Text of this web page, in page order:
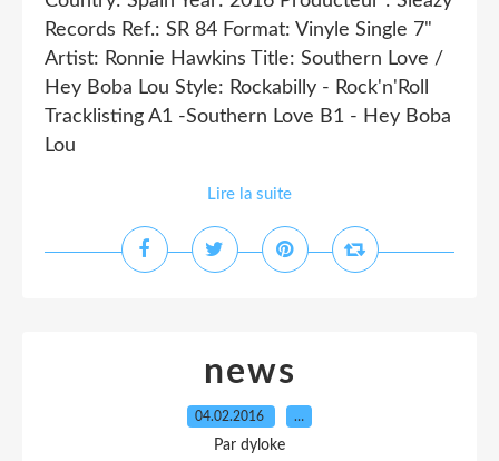
Records Ref.: SR 84 Format: Vinyle Single 7"
Artist: Ronnie Hawkins Title: Southern Love /
Hey Boba Lou Style: Rockabilly - Rock'n'Roll
Tracklisting A1 -Southern Love B1 - Hey Boba
Lou
Lire la suite
news
04.02.2016 …
Par dyloke